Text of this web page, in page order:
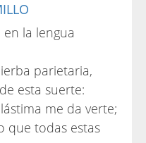
la lengua
parietaria,
esta suerte:
me da verte;
que todas estas